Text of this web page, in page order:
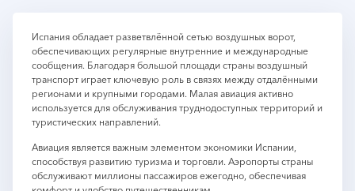
Испания обладает разветвлённой сетью воздушных ворот,
обеспечивающих регулярные внутренние и международные
сообщения. Благодаря большой площади страны воздушный
транспорт играет ключевую роль в связях между отдалёнными
регионами и крупными городами. Малая авиация активно
используется для обслуживания труднодоступных территорий и
туристических направлений.
Авиация является важным элементом экономики Испании,
способствуя развитию туризма и торговли. Аэропорты страны
обслуживают миллионы пассажиров ежегодно, обеспечивая